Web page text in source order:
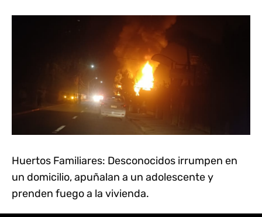
Huertos Familiares: Desconocidos irrumpen en
un domicilio, apuñalan a un adolescente y
prenden fuego a la vivienda.